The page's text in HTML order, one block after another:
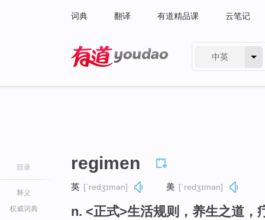
词典 翻译 有道精品课 云笔记
中英
目录
释义
权威词典
regimen
英 [ˈredʒɪmən] 美 [ˈredʒɪmən]
n. <正式>生活规则，养生之道，